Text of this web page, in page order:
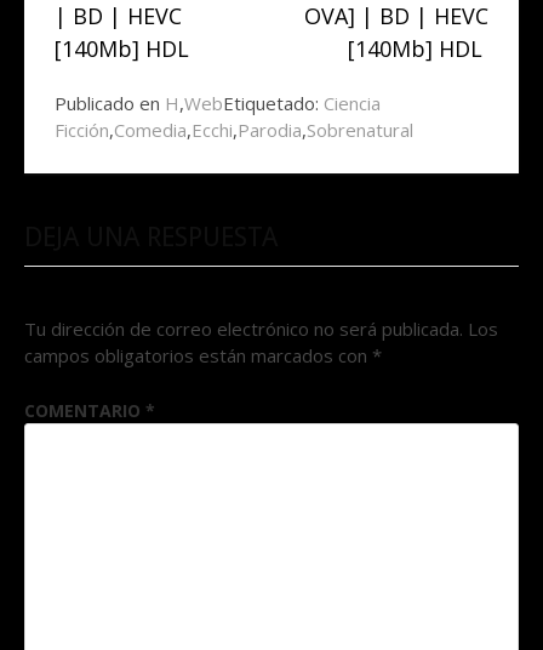
| BD | HEVC
[140Mb] HDL
OVA] | BD | HEVC
[140Mb] HDL
Publicado en H,WebEtiquetado: Ciencia
Ficción,Comedia,Ecchi,Parodia,Sobrenatural
Tu dirección de correo electrónico no será publicada. Los
campos obligatorios están marcados con *
COMENTARIO *